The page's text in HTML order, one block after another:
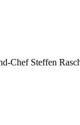
Chef Steffen